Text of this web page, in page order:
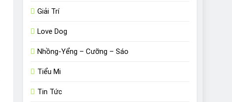
Giải Trí
Love Dog
Nhồng-Yểng – Cưỡng – Sáo
Tiểu Mi
Tin Tức